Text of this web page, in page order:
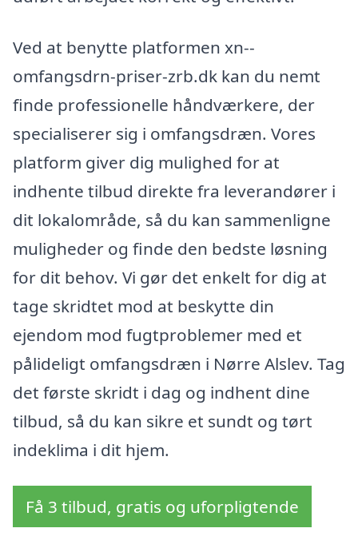
Ved at benytte platformen xn--
omfangsdrn-priser-zrb.dk kan du nemt
finde professionelle håndværkere, der
specialiserer sig i omfangsdræn. Vores
platform giver dig mulighed for at
indhente tilbud direkte fra leverandører i
dit lokalområde, så du kan sammenligne
muligheder og finde den bedste løsning
for dit behov. Vi gør det enkelt for dig at
tage skridtet mod at beskytte din
ejendom mod fugtproblemer med et
pålideligt omfangsdræn i Nørre Alslev. Tag
det første skridt i dag og indhent dine
tilbud, så du kan sikre et sundt og tørt
indeklima i dit hjem.
Få 3 tilbud, gratis og uforpligtende